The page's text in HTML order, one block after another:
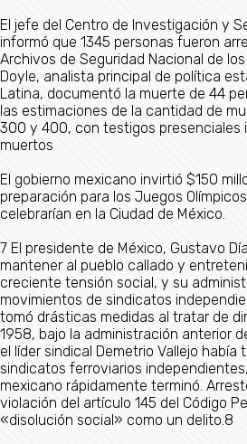
El jefe del Centro de Investigación y
informó que 1345 personas fueron
Archivos de Seguridad Nacional de
Doyle, analista principal de política
Latina, documentó la muerte de 44
las estimaciones de la cantidad de
300 y 400, con testigos presenciales
muertos
El gobierno mexicano invirtió $150
preparación para los Juegos
celebrarían en la Ciudad de México.
7​ El presidente de México, Gustavo
mantener al pueblo callado y
creciente tensión social, y su
movimientos de sindicatos
tomó drásticas medidas al tratar de
1958, bajo la administración anterior
el líder sindical Demetrio Vallejo había
sindicatos ferroviarios
mexicano rápidamente terminó.
violación del artículo 145 del Código
«disolución social» como un delito.8​